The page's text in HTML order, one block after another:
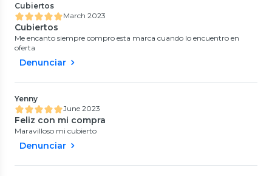
Cubiertos
March 2023
Cubiertos
Me encanto siempre compro esta marca cuando lo encuentro en
oferta
Denunciar
Yenny
June 2023
Feliz con mi compra
Maravilloso mi cubierto
Denunciar